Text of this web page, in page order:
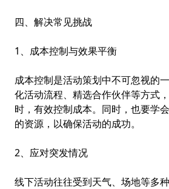
四、解决常见挑战
1、成本控制与效果平衡
成本控制是活动策划中不可忽视的
化活动流程、精选合作伙伴等方式
时，有效控制成本。同时，也要学
的资源，以确保活动的成功。
2、应对突发情况
线下活动往往受到天气、场地等多